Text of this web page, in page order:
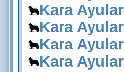
Kara
Kara
Kara
Kara